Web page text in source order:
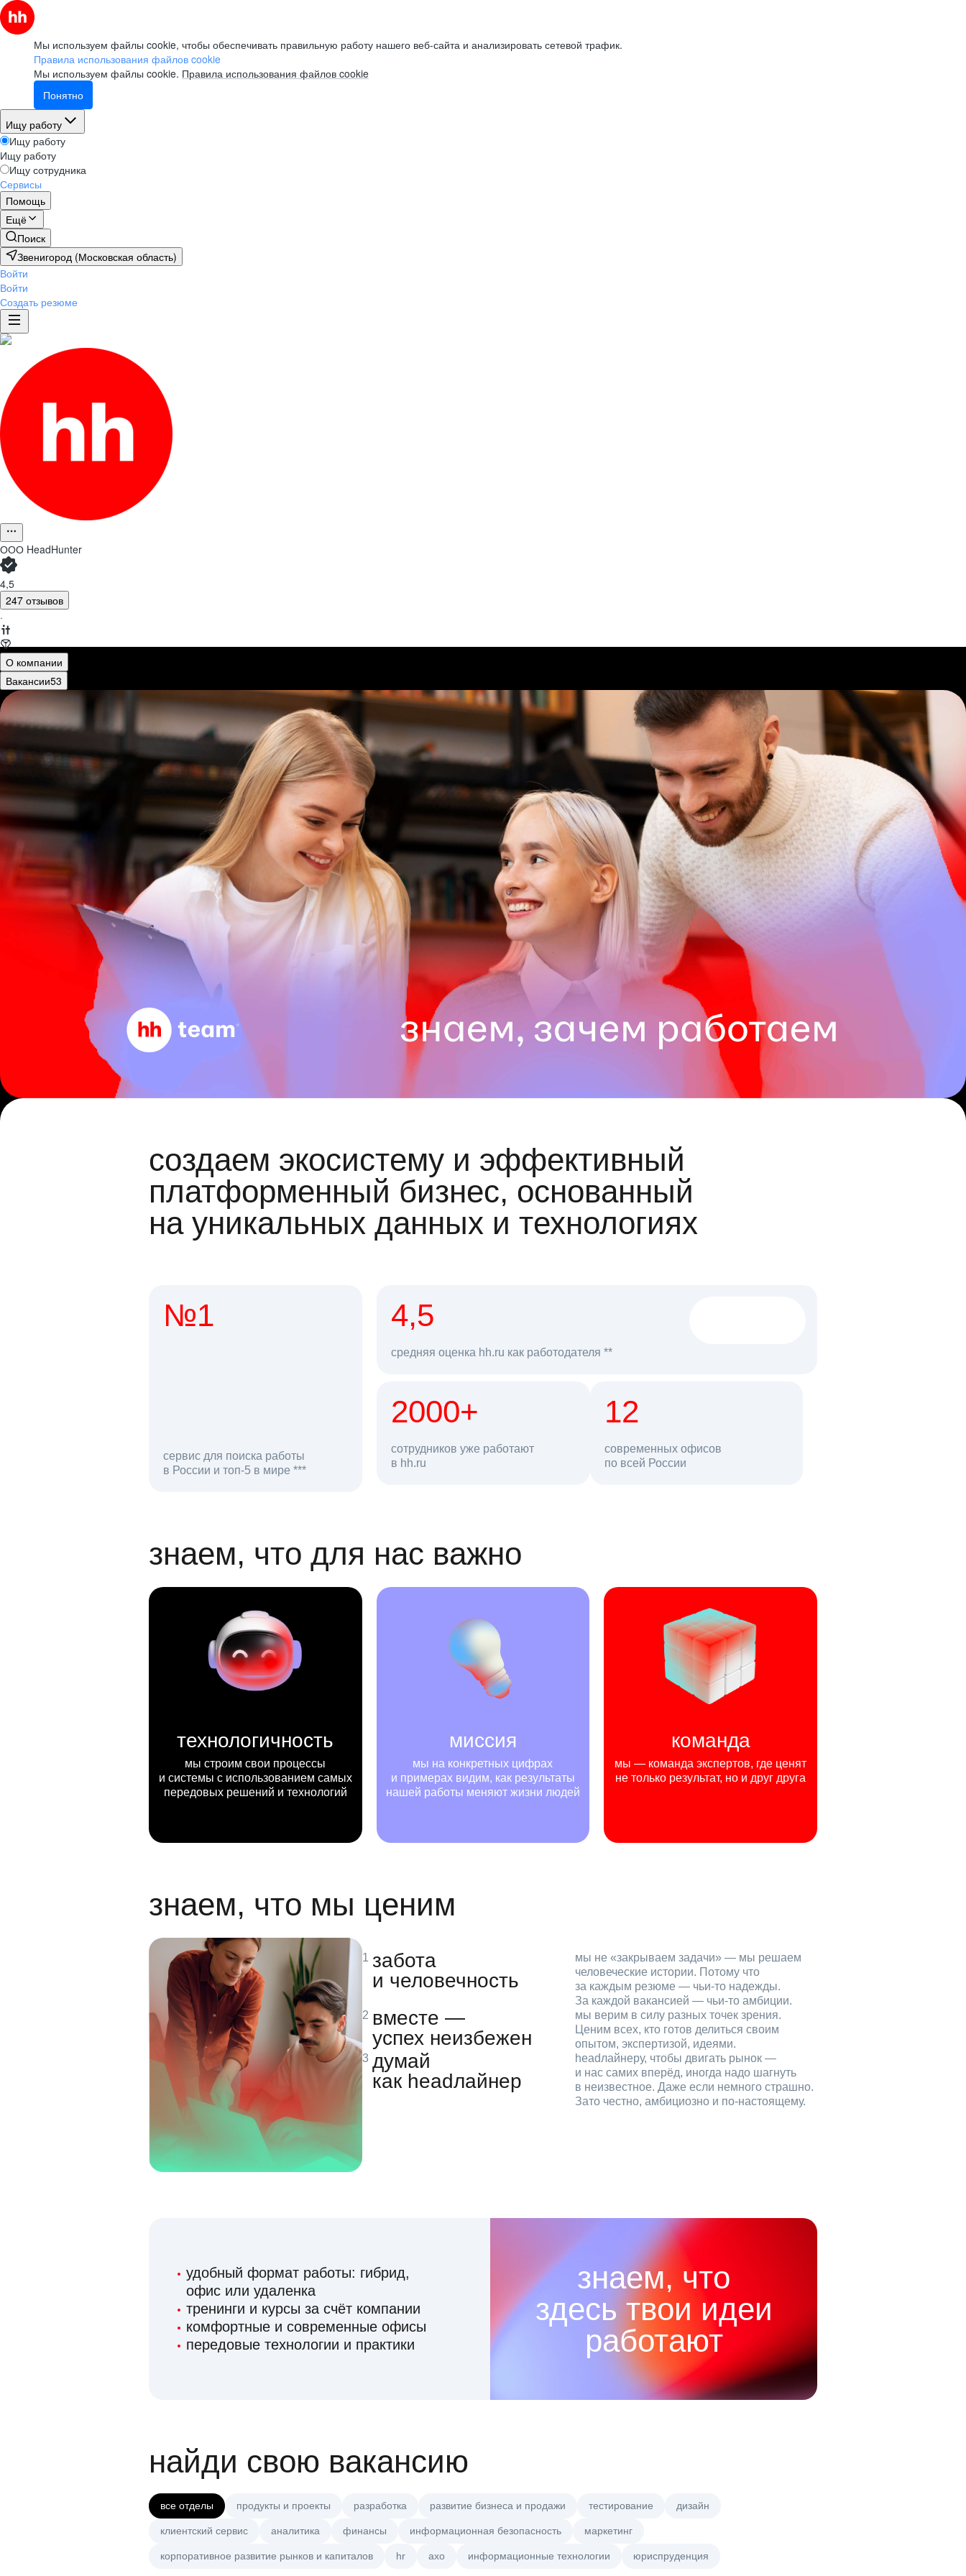
Мы используем файлы cookie, чтобы обеспечивать правильную работу нашего веб-сайта и анализировать сетевой трафик.
Правила использования файлов cookie
Мы используем файлы cookie. Правила использования файлов cookie
Понятно
Ищу работу
Ищу работу
Ищу работу
Ищу сотрудника
Сервисы
Помощь
Ещё
Поиск
Звенигород (Московская область)
Войти
Войти
Создать резюме
ООО HeadHunter
4,5
247 отзывов
·
О компании
Вакансии53
создаем экосистему и эффективный
платформенный бизнес, основанный
на уникальных данных и технологиях
№1
сервис для поиска работы
в России и топ-5 в мире ***
откликов на вакансии
4,5
средняя оценка hh.ru как работодателя **
2000+
сотрудников уже работают
в hh.ru
68 млн 12
современных офисов
по всей Россиипользователей в день
знаем, что для нас важно
технологичность
мы строим свои процессы
и системы с использованием самых
передовых решений и технологий
миссия
мы на конкретных цифрах
и примерах видим, как результаты
нашей работы меняют жизни людей
команда
мы — команда экспертов, где ценят
не только результат, но и друг друга
знаем, что мы ценим
забота
и человечность
мы не «закрываем задачи» — мы решаем
человеческие истории. Потому что
за каждым резюме — чьи‑то надежды.
За каждой вакансией — чьи‑то амбиции.
вместе —
успех неизбежен
мы верим в силу разных точек зрения.
Ценим всех, кто готов делиться своим
опытом, экспертизой, идеями.
думай
как headлайнер
headлайнеру, чтобы двигать рынок —
и нас самих вперёд, иногда надо шагнуть
в неизвестное. Даже если немного страшно.
Зато честно, амбициозно и по‑настоящему.
удобный формат работы: гибрид,
офис или удаленка
тренинги и курсы за счёт компании
комфортные и современные офисы
передовые технологии и практики
знаем, что
здесь твои идеи
работают
найди свою вакансию
все отделы продукты и проекты разработка развитие бизнеса и продажи тестирование дизайн
клиентский сервис аналитика финансы информационная безопасность маркетинг
корпоративное развитие рынков и капиталов hr axo информационные технологии юриспруденция